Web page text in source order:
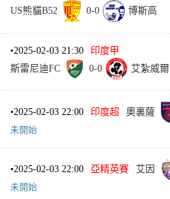
US熊貓B52
0-0 博斯高
•2025-02-03 21:30
印度甲
斯雷尼迪FC
0-0 艾紮威爾
•2025-02-03 22:00 印度超 奧裏薩
未開始
•2025-02-03 22:00 亞精英賽 艾因
未開始